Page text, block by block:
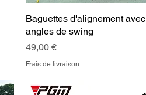
Aperçu rapide
Baguettes d'alignement avec
angles de swing
Prix
49,00 €
Frais de livraison